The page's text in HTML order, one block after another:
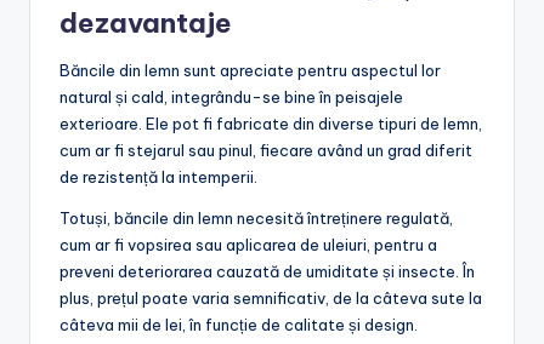
dezavantaje
Băncile din lemn sunt apreciate pentru aspectul lor
natural și cald, integrându-se bine în peisajele
exterioare. Ele pot fi fabricate din diverse tipuri de lemn,
cum ar fi stejarul sau pinul, fiecare având un grad diferit
de rezistență la intemperii.
Totuși, băncile din lemn necesită întreținere regulată,
cum ar fi vopsirea sau aplicarea de uleiuri, pentru a
preveni deteriorarea cauzată de umiditate și insecte. În
plus, prețul poate varia semnificativ, de la câteva sute la
câteva mii de lei, în funcție de calitate și design.